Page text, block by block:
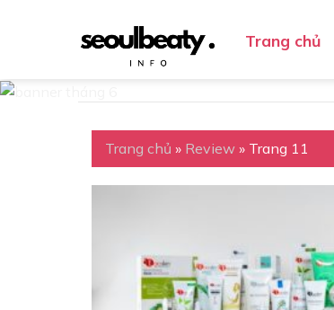
Trang chủ
Trang chủ » Review » Trang 11